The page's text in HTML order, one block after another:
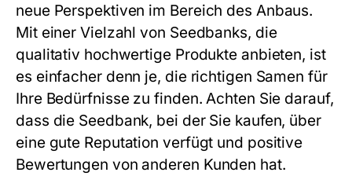
neue Perspektiven im Bereich des Anbaus.
Mit einer Vielzahl von Seedbanks, die
qualitativ hochwertige Produkte anbieten, ist
es einfacher denn je, die richtigen Samen für
Ihre Bedürfnisse zu finden. Achten Sie darauf,
dass die Seedbank, bei der Sie kaufen, über
eine gute Reputation verfügt und positive
Bewertungen von anderen Kunden hat.